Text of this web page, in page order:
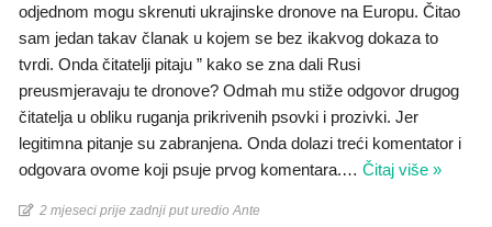
odjednom mogu skrenuti ukrajinske dronove na Europu. Čitao
sam jedan takav članak u kojem se bez ikakvog dokaza to
tvrdi. Onda čitatelji pitaju ” kako se zna dali Rusi
preusmjeravaju te dronove? Odmah mu stiže odgovor drugog
čitatelja u obliku ruganja prikrivenih psovki i prozivki. Jer
legitimna pitanje su zabranjena. Onda dolazi treći komentator i
odgovara ovome koji psuje prvog komentara.… Čitaj više »
2 mjeseci prije zadnji put uredio Ante